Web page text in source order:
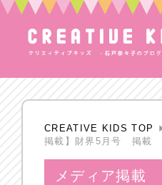
CREATIVE KIDS TOP
掲載】財界5月号 掲載
メディア掲載